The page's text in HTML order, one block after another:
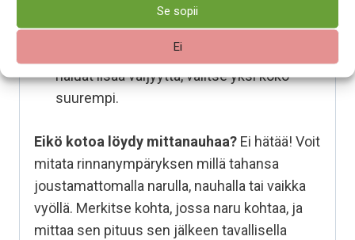
Se sopii
Ei
Vyötärö ja lantio: Neulos joustaa hyvin
myös keskivartalon alueelta. Jos vyötärö
tai lantio on rinnanympärystä leveämpi ja
haluat lisää väljyyttä, valitse yksi koko
suurempi.
Eikö kotoa löydy mittanauhaa? Ei hätää! Voit
mitata rinnanympäryksen millä tahansa
joustamattomalla narulla, nauhalla tai vaikka
vyöllä. Merkitse kohta, jossa naru kohtaa, ja
mittaa sen pituus sen jälkeen tavallisella